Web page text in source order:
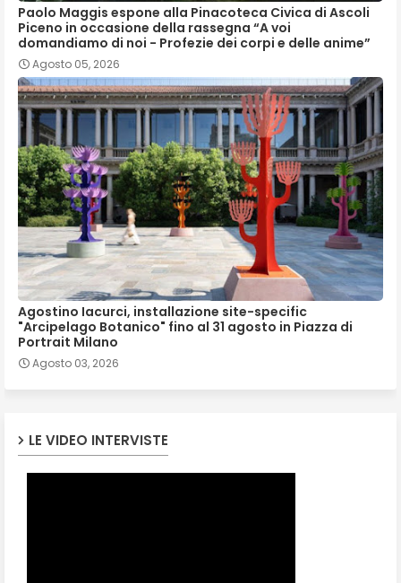
Paolo Maggis espone alla Pinacoteca Civica di Ascoli
Piceno in occasione della rassegna “A voi
domandiamo di noi - Profezie dei corpi e delle anime”
Agosto 05, 2026
Agostino Iacurci, installazione site-specific
"Arcipelago Botanico" fino al 31 agosto in Piazza di
Portrait Milano
Agosto 03, 2026
LE VIDEO INTERVISTE